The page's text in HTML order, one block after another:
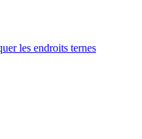
les endroits ternes